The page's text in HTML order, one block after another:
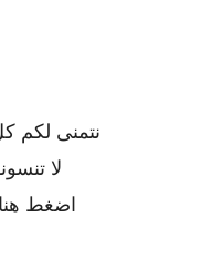
نتمنى لكم
لا
اضغط هنا